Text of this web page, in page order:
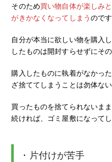
そのため買い物自体が楽しみ
がきかなくなってしまうのです
自分が本当に欲しい物を購入
したものは開封すらせずにそ
購入したものに執着がなかっ
ざ捨ててしまうことは勿体ない
買ったものを捨てられないま
続ければ、ゴミ屋敷になって
・片付けが苦手